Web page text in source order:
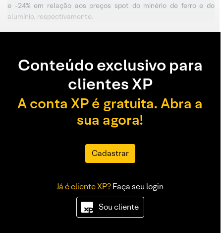
e -24% em relação aos preços spot do minério de ferro e do
alumínio, respectivamente.
Conteúdo exclusivo para
clientes XP
A conta XP é gratuita. Abra a
sua agora!
Cadastrar
Já é cliente XP?Faça seu login
Sou cliente